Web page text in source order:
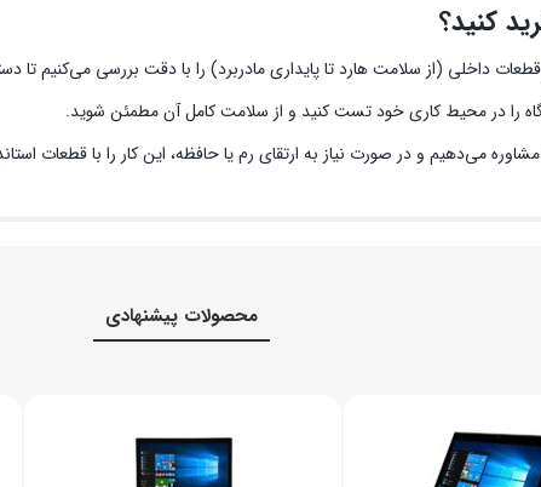
کنید؟
داخلی (از سلامت هارد تا پایداری مادربرد) را با دقت بررسی می‌کنیم
را در محیط کاری خود تست کنید و از سلامت کامل آن مطمئن شوید.
می‌دهیم و در صورت نیاز به ارتقای رم یا حافظه، این کار را با قطعات
محصولات پیشنهادی